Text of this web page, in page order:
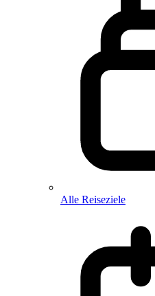
Alle Reiseziele